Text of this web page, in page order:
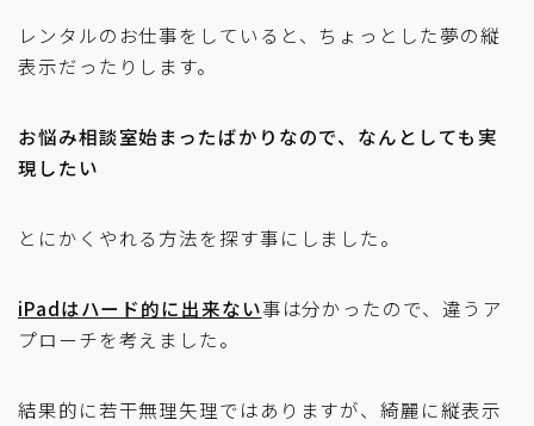
レンタルのお仕事をしていると、ちょっとした夢の縦
表示だったりします。
お悩み相談室始まったばかりなので、なんとしても実
現したい
とにかくやれる方法を探す事にしました。
iPadはハード的に出来ない事は分かったので、違うア
プローチを考えました。
結果的に若干無理矢理ではありますが、綺麗に縦表示